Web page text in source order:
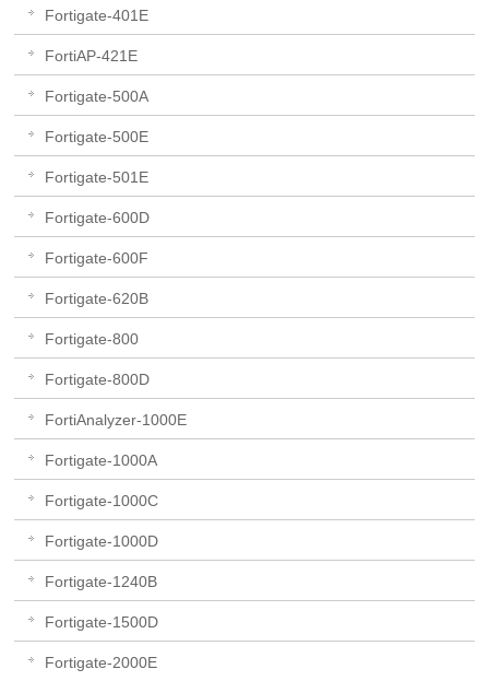
Fortigate-401E
FortiAP-421E
Fortigate-500A
Fortigate-500E
Fortigate-501E
Fortigate-600D
Fortigate-600F
Fortigate-620B
Fortigate-800
Fortigate-800D
FortiAnalyzer-1000E
Fortigate-1000A
Fortigate-1000C
Fortigate-1000D
Fortigate-1240B
Fortigate-1500D
Fortigate-2000E